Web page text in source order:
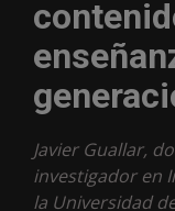
Javier Guallar,
investigador en
la Universidad